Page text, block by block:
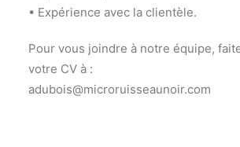
• Expérience avec la clientèle.
Pour vous joindre à notre équipe,
votre CV à :
adubois@microruisseaunoir.com